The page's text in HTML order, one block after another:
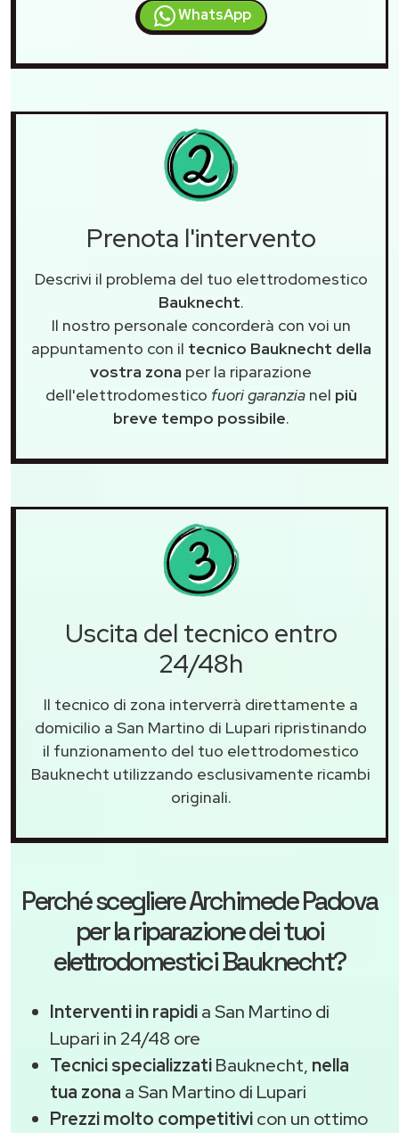
WhatsApp
Prenota l'intervento
Descrivi il problema del tuo elettrodomestico
Bauknecht.
Il nostro personale concorderà con voi un
appuntamento con il tecnico Bauknecht della
vostra zona per la riparazione
dell'elettrodomestico fuori garanzianel più
breve tempo possibile.
Uscita del tecnico entro
24/48h
Il tecnico di zona interverrà direttamente a
domicilio a San Martino di Lupari ripristinando
il funzionamento del tuo elettrodomestico
Bauknecht utilizzando esclusivamente ricambi
originali.
Perché scegliereArchimede Padova
per la riparazione dei tuoi
elettrodomestici Bauknecht?
Interventi in rapidia San Martino di
Lupari in 24/48 ore
Tecnici specializzatiBauknecht, nella
tua zona a San Martino di Lupari
Prezzi molto competitivicon un ottimo